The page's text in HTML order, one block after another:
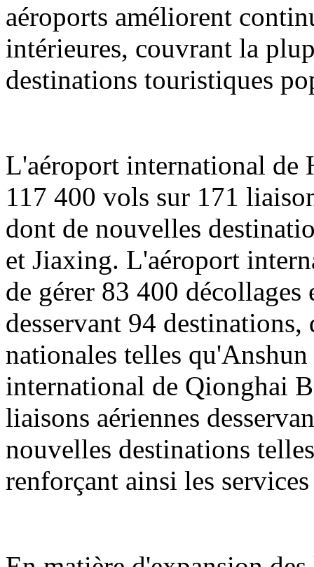
aéroports améliorent
intérieures, couvrant la
destinations touristiques
L'aéroport international
117 400 vols sur 171
dont de nouvelles
et Jiaxing. L'aéroport
de gérer 83 400 décollages
desservant 94
nationales telles
international de Qionghai
liaisons aériennes
nouvelles destinations
renforçant ainsi les